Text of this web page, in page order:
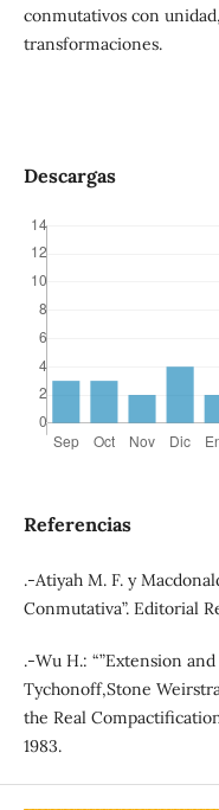
conmutativos con
transformaciones.
Descargas
Referencias
.-Atiyah M. F. y
Conmutativa”. Editorial
.-Wu H.: “”Extension
Tychonoff,Stone
the Real
1983.